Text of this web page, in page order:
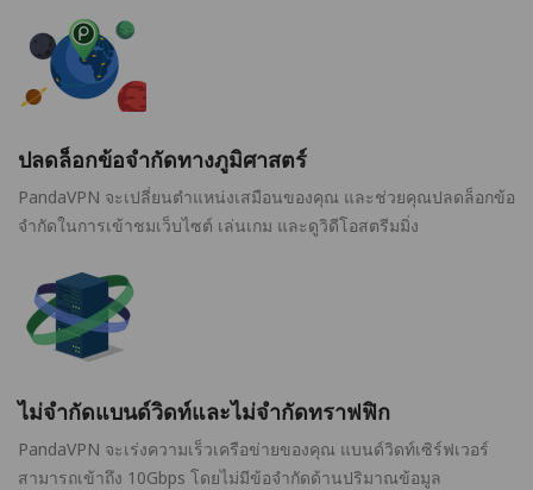
ปลดล็อกข้อจำกัดทางภูมิศาสตร์
PandaVPN จะเปลี่ยนตำแหน่งเสมือนของคุณ และช่วยคุณปลดล็อกข้อ
จำกัดในการเข้าชมเว็บไซต์ เล่นเกม และดูวิดีโอสตรีมมิ่ง
ไม่จำกัดแบนด์วิดท์และไม่จำกัดทราฟฟิก
PandaVPN จะเร่งความเร็วเครือข่ายของคุณ แบนด์วิดท์เซิร์ฟเวอร์
สามารถเข้าถึง 10Gbps โดยไม่มีข้อจำกัดด้านปริมาณข้อมูล